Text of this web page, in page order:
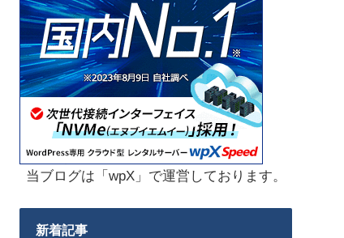
当ブログは「wpX」で運営しております。
新着記事